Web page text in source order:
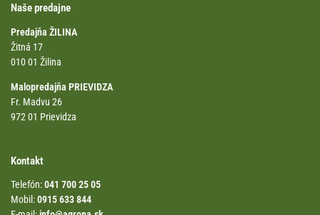
Naše predajne
Predajňa ŽILINA
Žitná 17
010 01 Žilina
Malopredajňa PRIEVIDZA
Fr. Madvu 26
972 01 Prievidza
Kontakt
Telefón:041 700 25 05
Mobil:0915 633 844